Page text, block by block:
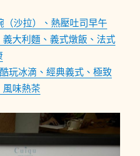
沙拉）、熱壓吐司早午
大利麵、義式燉飯、法式
玩冰滴、經典義式、極致
風味熱茶